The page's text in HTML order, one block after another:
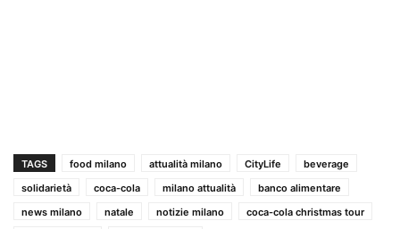
TAGS food milano attualità milano CityLife
beverage
solidarietà
coca-cola milano attualità
banco alimentare
news milano
natale notizie milano
coca-cola christmas tour